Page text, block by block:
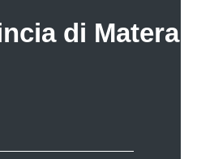
di Matera